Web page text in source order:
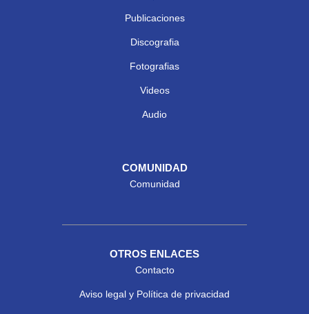
Publicaciones
Discografia
Fotografias
Videos
Audio
COMUNIDAD
Comunidad
OTROS ENLACES
Contacto
Aviso legal y Política de privacidad